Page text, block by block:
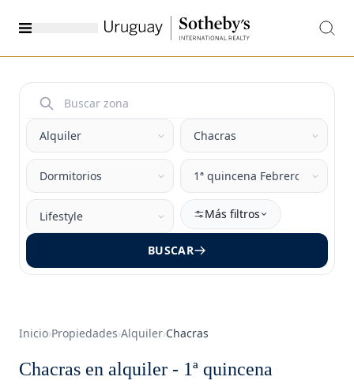
Más filtros
BUSCAR
Inicio›Propiedades›Alquiler›Chacras
Chacras en alquiler - 1ª quincena